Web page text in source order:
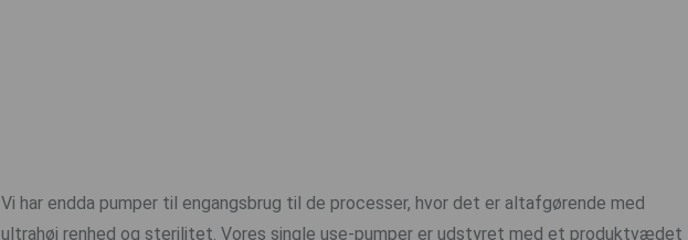
Vi har endda pumper til engangsbrug til de processer, hvor det er altafgørende med
ultrahøj renhed og sterilitet. Vores single use-pumper er udstyret med et produktvædet